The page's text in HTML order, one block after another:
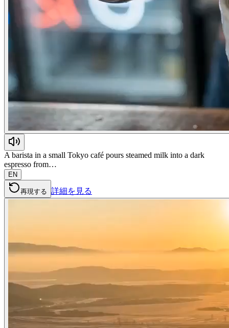
A barista in a small Tokyo café pours steamed milk into a dark
espresso from…
EN
再現する 詳細を見る